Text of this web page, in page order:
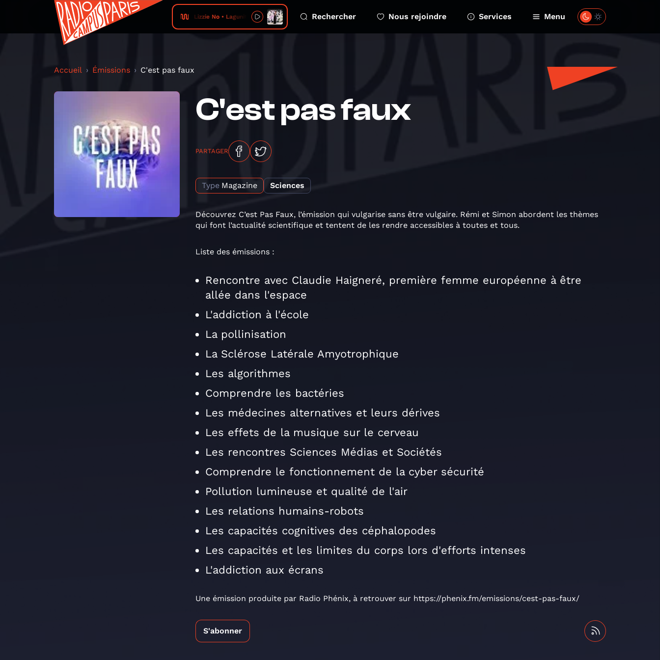
Lizzie No • Lagunita Rechercher Nous rejoindre Services Menu
Accueil Émissions C'est pas faux
C'est pas faux
PARTAGER
Type Magazine Sciences
Découvrez C’est Pas Faux, l’émission qui vulgarise sans être vulgaire. Rémi et Simon abordent les thèmes
qui font l’actualité scientifique et tentent de les rendre accessibles à toutes et tous.
Liste des émissions :
Rencontre avec Claudie Haigneré, première femme européenne à être
allée dans l'espace
L'addiction à l'école
La pollinisation
La Sclérose Latérale Amyotrophique
Les algorithmes
Comprendre les bactéries
Les médecines alternatives et leurs dérives
Les effets de la musique sur le cerveau
Les rencontres Sciences Médias et Sociétés
Comprendre le fonctionnement de la cyber sécurité
Pollution lumineuse et qualité de l'air
Les relations humains-robots
Les capacités cognitives des céphalopodes
Les capacités et les limites du corps lors d'efforts intenses
L'addiction aux écrans
Une émission produite par Radio Phénix, à retrouver sur https://phenix.fm/emissions/cest-pas-faux/
S'abonner